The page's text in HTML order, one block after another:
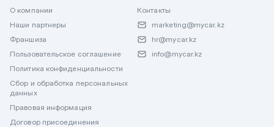
О компании
Наши партнеры
Франшиза
Пользовательское соглашение
Политика конфиденциальности
Сбор и обработка персональных
данных
Правовая информация
Договор присоединения
Контакты
marketing@mycar.kz
hr@mycar.kz
info@mycar.kz